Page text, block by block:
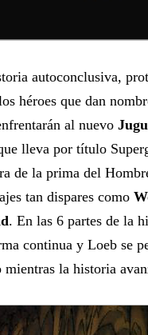
autoconclusiva,
héroes que dan
al nuevo
lleva por título
de la prima del
tan dispares como
. En las 6 partes de la
continua y Loeb se
la historia